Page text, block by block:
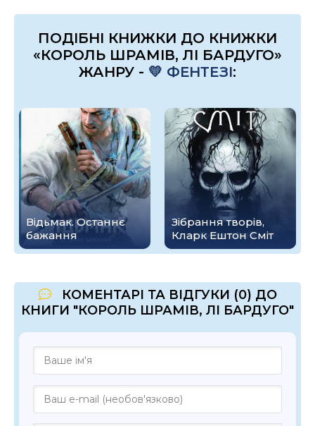
ПОДІБНІ КНИЖКИ ДО КНИЖКИ
«КОРОЛЬ ШРАМІВ, ЛІ БАРДУГО»
ЖАНРУ - 💛 ФЕНТЕЗІ:
Відьмак. Останнє
бажання
Зібрання творів,
Кларк Ештон Сміт
КОМЕНТАРІ ТА ВІДГУКИ (0) ДО
КНИГИ "КОРОЛЬ ШРАМІВ, ЛІ БАРДУГО"